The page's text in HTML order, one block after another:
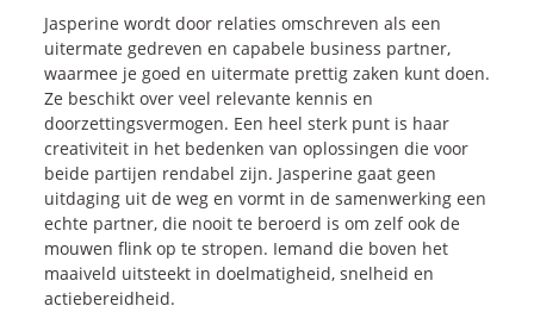
Jasperine wordt door relaties omschreven als een
uitermate gedreven en capabele business partner,
waarmee je goed en uitermate prettig zaken kunt doen.
Ze beschikt over veel relevante kennis en
doorzettingsvermogen. Een heel sterk punt is haar
creativiteit in het bedenken van oplossingen die voor
beide partijen rendabel zijn. Jasperine gaat geen
uitdaging uit de weg en vormt in de samenwerking een
echte partner, die nooit te beroerd is om zelf ook de
mouwen flink op te stropen. Iemand die boven het
maaiveld uitsteekt in doelmatigheid, snelheid en
actiebereidheid.